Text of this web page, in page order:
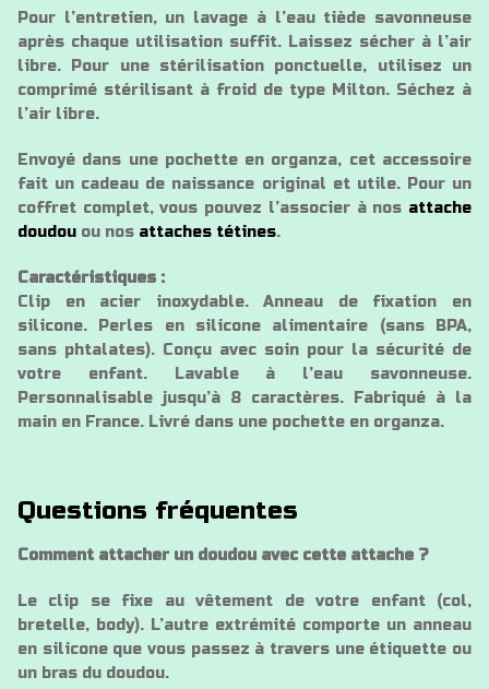
Pour l’entretien, un lavage à l’eau tiède savonneuse
après chaque utilisation suffit. Laissez sécher à l’air
libre. Pour une stérilisation ponctuelle, utilisez un
comprimé stérilisant à froid de type Milton. Séchez à
l’air libre.
Envoyé dans une pochette en organza, cet accessoire
fait un cadeau de naissance original et utile. Pour un
coffret complet, vous pouvez l’associer à nos attache
doudou ou nos attaches tétines.
Caractéristiques :
Clip en acier inoxydable. Anneau de fixation en
silicone. Perles en silicone alimentaire (sans BPA,
sans phtalates). Conçu avec soin pour la sécurité de
votre enfant. Lavable à l’eau savonneuse.
Personnalisable jusqu’à 8 caractères. Fabriqué à la
main en France. Livré dans une pochette en organza.
Questions fréquentes
Comment attacher un doudou avec cette attache ?
Le clip se fixe au vêtement de votre enfant (col,
bretelle, body). L’autre extrémité comporte un anneau
en silicone que vous passez à travers une étiquette ou
un bras du doudou.